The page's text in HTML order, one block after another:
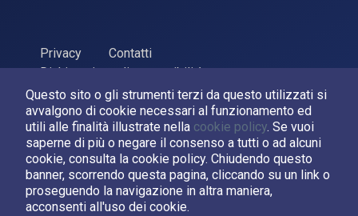
Questo sito o gli strumenti terzi da questo utilizzati si
avvalgono di cookie necessari al funzionamento ed
utili alle finalità illustrate nella cookie policy. Se vuoi
saperne di più o negare il consenso a tutti o ad alcuni
cookie, consulta la cookie policy. Chiudendo questo
banner, scorrendo questa pagina, cliccando su un link o
proseguendo la navigazione in altra maniera,
acconsenti all'uso dei cookie.
Privacy
Contatti
Dichiarazione di accessibilità
ASI Agenzia Spaziale Italiana, 2026. P.Iva 03638121008
Sviluppato daLPM
Seguici su:
Asi su Facebook
Asi su XCanale Asi su YouTube